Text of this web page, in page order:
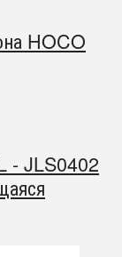
HOCO
- JLS0402